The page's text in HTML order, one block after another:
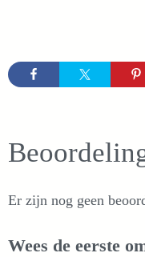
Er zijn nog geen
Wees de eerste